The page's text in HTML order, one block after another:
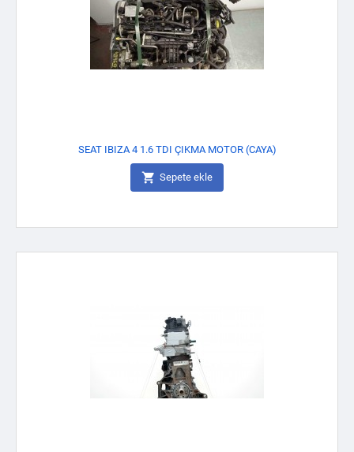
SEAT IBIZA 4 1.6 TDI ÇIKMA MOTOR (CAYA)
 Sepete ekle